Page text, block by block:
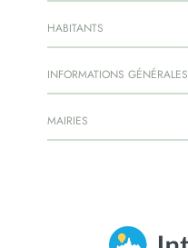
HABITANTS
INFORMATIONS GÉNÉRALES
MAIRIES